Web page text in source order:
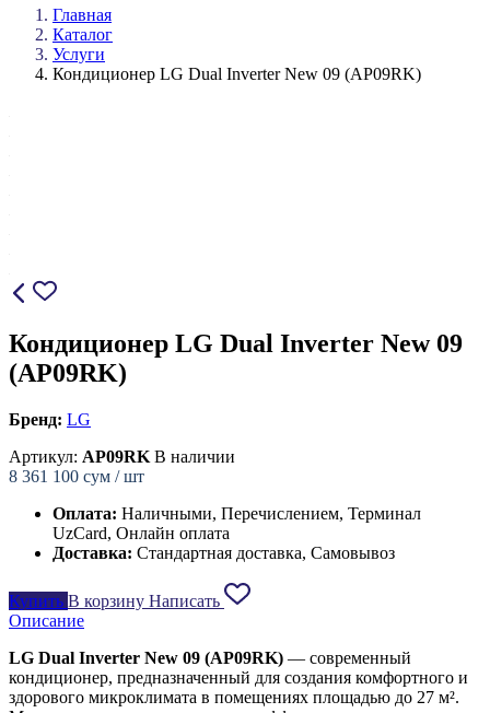
Главная
Каталог
Услуги
Кондиционер LG Dual Inverter New 09 (AP09RK)
Кондиционер LG Dual Inverter New 09
(AP09RK)
Бренд: LG
Артикул: AP09RK В наличии
8 361 100 сум / шт
Оплата: Наличными, Перечислением, Терминал
UzCard, Онлайн оплата
Доставка: Стандартная доставка, Самовывоз
Купить В корзину Написать
Описание
LG Dual Inverter New 09 (AP09RK) — современный
кондиционер, предназначенный для создания комфортного и
здорового микроклимата в помещениях площадью до 27 м².